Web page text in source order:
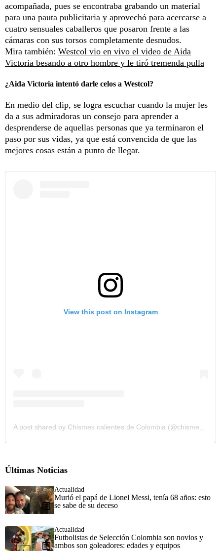
acompañada, pues se encontraba grabando un material
para una pauta publicitaria y aprovechó para acercarse a
cuatro sensuales caballeros que posaron frente a las
cámaras con sus torsos completamente desnudos.
Mira también: Westcol vio en vivo el video de Aida
Victoria besando a otro hombre y le tiró tremenda pulla
¿Aida Victoria intentó darle celos a Westcol?
En medio del clip, se logra escuchar cuando la mujer les
da a sus admiradoras un consejo para aprender a
desprenderse de aquellas personas que ya terminaron el
paso por sus vidas, ya que está convencida de que las
mejores cosas están a punto de llegar.
View this post on Instagram
A post shared by Chismes calientes de Colombia (@chismescalientescol)
Últimas Noticias
Actualidad
Murió el papá de Lionel Messi, tenía 68 años: esto
se sabe de su deceso
Actualidad
Futbolistas de Selección Colombia son novios y
ambos son goleadores: edades y equipos